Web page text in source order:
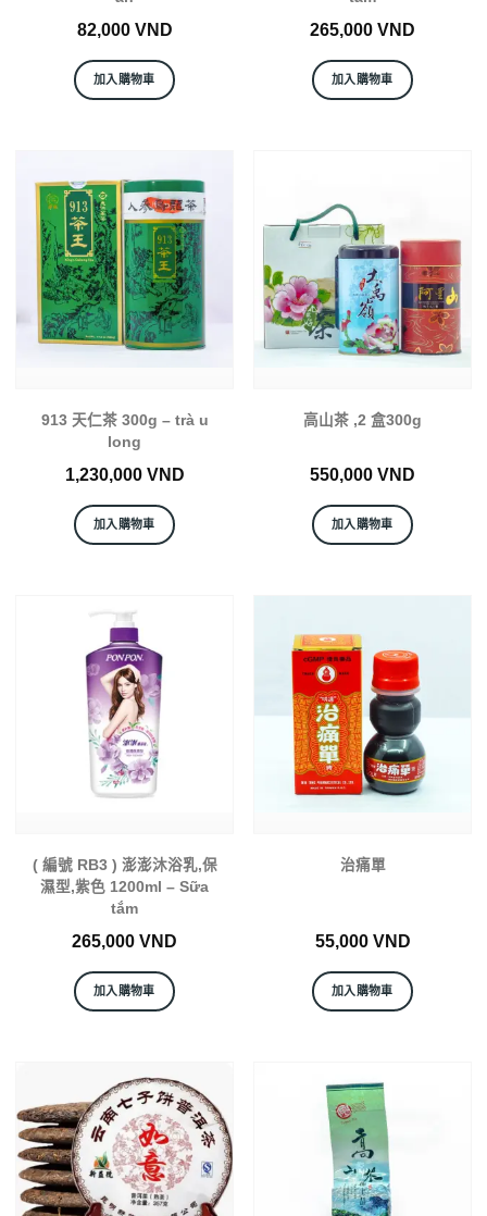
82,000 VND
加入購物車
265,000 VND
加入購物車
913 天仁茶 300g – trà u
long
1,230,000 VND
加入購物車
高山茶 ,2 盒300g
550,000 VND
加入購物車
( 編號 RB3 ) 澎澎沐浴乳,保
濕型,紫色 1200ml – Sữa
tắm
265,000 VND
加入購物車
治痛單
55,000 VND
加入購物車